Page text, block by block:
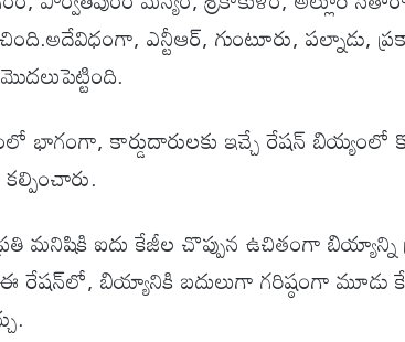
ఎన్టీఆర్, గుంటూరు, పల్నాడు,
భాగంగా, కార్డుదారులకు ఇచ్చే రేషన్
ప్రతి మనిషికి ఐదు కేజీల చొప్పున ఉచితంగా
రేషన్‌లో, బియ్యానికి బదులుగా గరిష్ఠంగా మూడు